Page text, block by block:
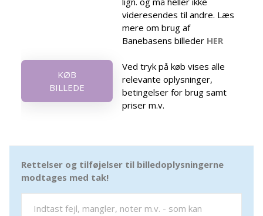
videresendes til andre. Læs
mere om brug af
Banebasens billeder HER
KØB
BILLEDE
Ved tryk på køb vises alle
relevante oplysninger,
betingelser for brug samt
priser m.v.
Rettelser og tilføjelser til billedoplysningerne
modtages med tak!